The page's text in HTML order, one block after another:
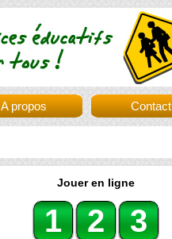
A propos Contact
Jouer en ligne
1 2
3